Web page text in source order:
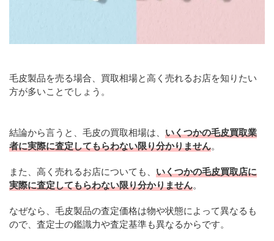
毛皮製品を売る場合、買取相場と高く売れるお店を知りたい
方が多いことでしょう。
結論から言うと、毛皮の買取相場は、 いくつかの毛皮買取業
者に実際に査定してもらわない限り分かりません。
また、高く売れるお店についても、 いくつかの毛皮買取店に
実際に査定してもらわない限り分かりません。
なぜなら、毛皮製品の査定価格は物や状態によって異なるも
ので、査定士の鑑識力や査定基準も異なるからです。